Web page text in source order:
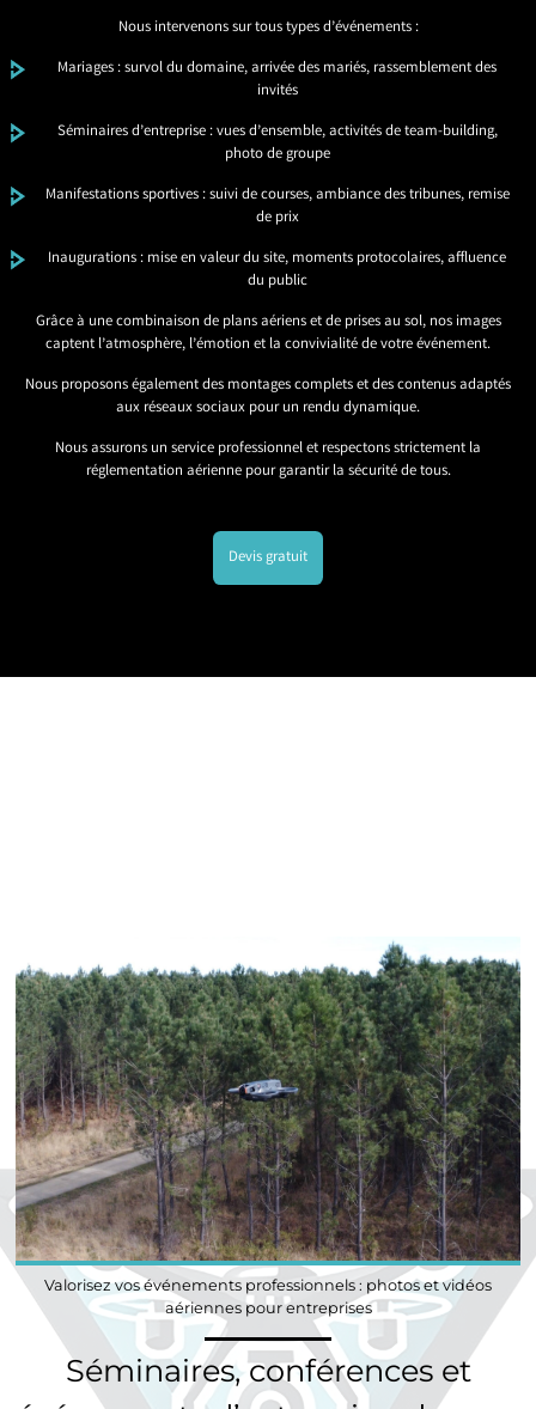
Nous intervenons sur tous types d’événements :
Mariages : survol du domaine, arrivée des mariés, rassemblement des
invités
Séminaires d’entreprise : vues d’ensemble, activités de team-building,
photo de groupe
Manifestations sportives : suivi de courses, ambiance des tribunes, remise
de prix
Inaugurations : mise en valeur du site, moments protocolaires, affluence
du public
Grâce à une combinaison de plans aériens et de prises au sol, nos images
captent l’atmosphère, l’émotion et la convivialité de votre événement.
Nous proposons également des montages complets et des contenus adaptés
aux réseaux sociaux pour un rendu dynamique.
Nous assurons un service professionnel et respectons strictement la
réglementation aérienne pour garantir la sécurité de tous.
Devis gratuit
Valorisez vos événements professionnels : photos et vidéos
aériennes pour entreprises
Séminaires, conférences et